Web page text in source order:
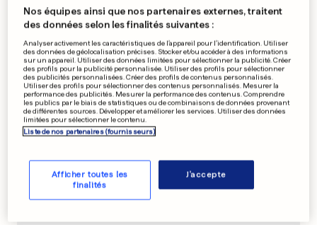
0
RECORD EN CÔTE D'IVOIRE
Trois tonnes d'écailles de
pangolin saisies
0 0
PUBLICITÉ
Nos équipes ainsi que nos partenaires externes, traitent
des données selon les finalités suivantes :
Analyser activement les caractéristiques de l’appareil pour l’identification. Utiliser
des données de géolocalisation précises. Stocker et/ou accéder à des informations
sur un appareil. Utiliser des données limitées pour sélectionner la publicité. Créer
des profils pour la publicité personnalisée. Utiliser des profils pour sélectionner
des publicités personnalisées. Créer des profils de contenus personnalisés.
Utiliser des profils pour sélectionner des contenus personnalisés. Mesurer la
performance des publicités. Mesurer la performance des contenus. Comprendre
les publics par le biais de statistiques ou de combinaisons de données provenant
de différentes sources. Développer et améliorer les services. Utiliser des données
limitées pour sélectionner le contenu.
Liste de nos partenaires (fournisseurs)
Afficher toutes les
finalités
J'accepte